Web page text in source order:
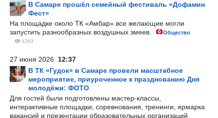
В Самаре прошёл семейный фестиваль «Дофамин
Фест»
На площадке около ТК «Амбар» все желающие могли
запустить разнообразных воздушных змеев.
Общество
1263
27 июня 2026 12:37
В ТК «Гудок» в Самаре провели масштабное
мероприятие, приуроченное к празднованию Дня
молодёжи: ФОТО
Для гостей были подготовлены мастер-классы,
интерактивные площадки, соревнования, тренинги, ярмарка
вакансий и презентации образовательных организаций